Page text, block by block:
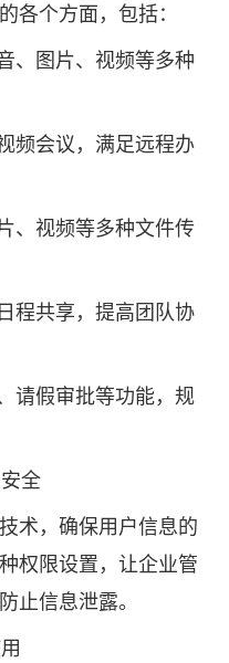
各个方面，包括：
、图片、视频等多种
频会议，满足远程办
、视频等多种文件传
程共享，提高团队协
请假审批等功能，规
全
术，确保用户信息的
权限设置，让企业管
止信息泄露。